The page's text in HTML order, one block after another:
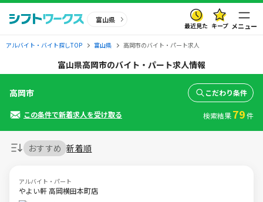
富山県
最近見た キープ メニュー
アルバイト・バイト探しTOP 富山県 高岡市のバイト・パート求人
富山県高岡市のバイト・パート求人情報
おすすめ 新着順
アルバイト・パート
やよい軒 高岡横田本町店
高岡市 こだわり条件
この条件で新着求人を受け取る 検索結果79件